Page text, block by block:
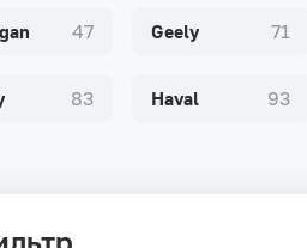
47
83
Geely 71
Haval 93